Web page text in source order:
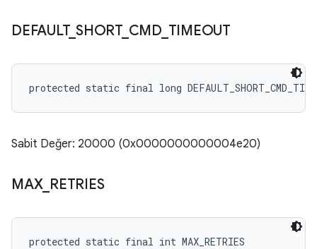
DEFAULT_ SHORT_ CMD_ TIMEOUT
protected static final long
Sabit Değer: 20000 (0x0000000000004e20)
MAX_ RETRIES
protected static final int MAX_RETRIES